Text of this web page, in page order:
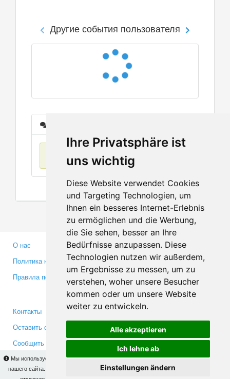
Ihre Privatsphäre ist
uns wichtig
Diese Website verwendet Cookies
und Targeting Technologien, um
Ihnen ein besseres Internet-Erlebnis
zu ermöglichen und die Werbung,
die Sie sehen, besser an Ihre
Bedürfnisse anzupassen. Diese
Technologien nutzen wir außerdem,
um Ergebnisse zu messen, um zu
verstehen, woher unsere Besucher
kommen oder um unsere Website
weiter zu entwickeln.
Alle akzeptieren
Ich lehne ab
Einstellungen ändern
Мы используем cookies для того, чтобы Вы могли использовать весь функционал
нашего сайта. На
Вы сможете узнать подробности и, при желании,
Другие события пользователя
О нас
Политика конфиденциальности
Правила пользования
Партнерам
Инвесторам
Медиа
Контакты
Оставить отзыв
Сообщить об ошибке
Facebook
Twitter
YouTube
Google+